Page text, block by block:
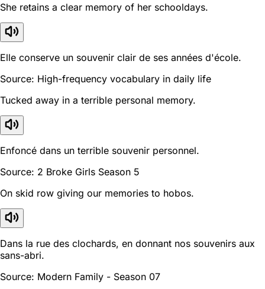
She retains a clear memory of her schooldays.
Elle conserve un souvenir clair de ses années d'école.
Source: High-frequency vocabulary in daily life
Tucked away in a terrible personal memory.
Enfoncé dans un terrible souvenir personnel.
Source: 2 Broke Girls Season 5
On skid row giving our memories to hobos.
Dans la rue des clochards, en donnant nos souvenirs aux
sans-abri.
Source: Modern Family - Season 07